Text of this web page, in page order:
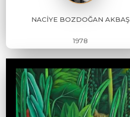
NACİYE BOZDOĞAN AKBAŞ
1978